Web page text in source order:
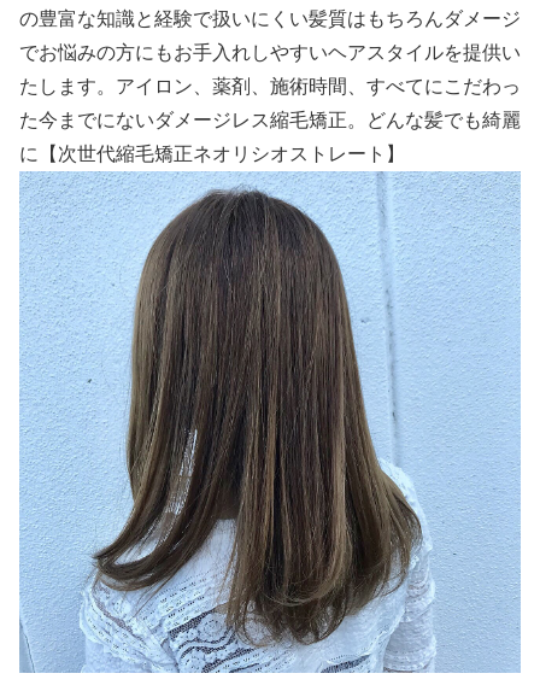
の豊富な知識と経験で扱いにくい髪質はもちろんダメージ
でお悩みの方にもお手入れしやすいヘアスタイルを提供い
たします。アイロン、薬剤、施術時間、すべてにこだわっ
た今までにないダメージレス縮毛矯正。どんな髪でも綺麗
に【次世代縮毛矯正ネオリシオストレート】